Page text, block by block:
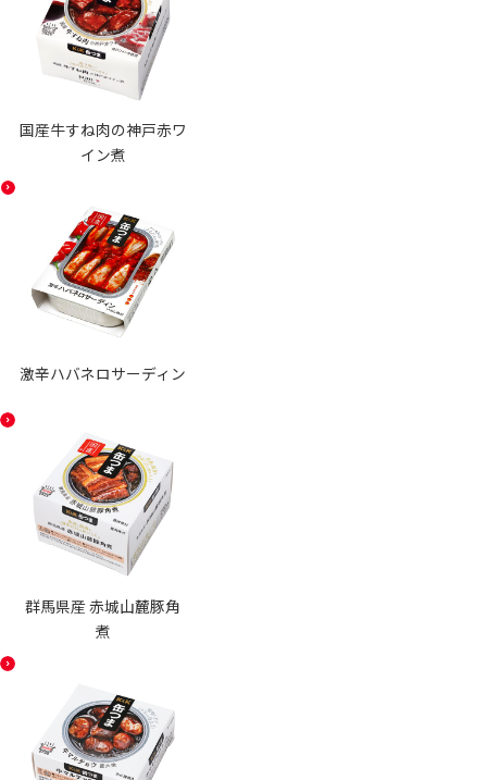
国産牛すね肉の神戸赤ワ
イン煮
激辛ハバネロサーディン
群馬県産 赤城山麓豚角
煮